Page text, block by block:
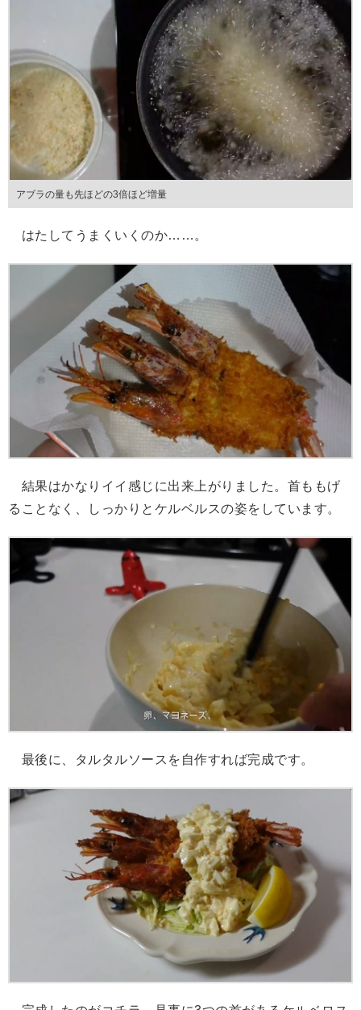
アブラの量も先ほどの3倍ほど増量
はたしてうまくいくのか……。
結果はかなりイイ感じに出来上がりました。首ももげ
ることなく、しっかりとケルベルスの姿をしています。
最後に、タルタルソースを自作すれば完成です。